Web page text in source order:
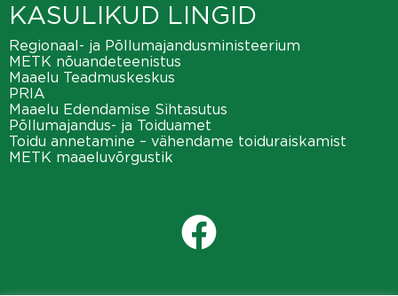
KASULIKUD LINGID
Regionaal- ja Põllumajandusministeerium
METK nõuandeteenistus
Maaelu Teadmuskeskus
PRIA
Maaelu Edendamise Sihtasutus
Põllumajandus- ja Toiduamet
Toidu annetamine – vähendame toiduraiskamist
METK maaeluvõrgustik